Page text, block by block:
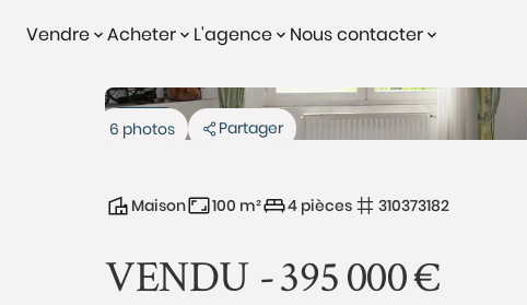
Vendre Acheter L'agence Nous contacter
Vendu
6 photos Partager
Maison 100 m² 4 pièces 310373182
VENDU -395 000€